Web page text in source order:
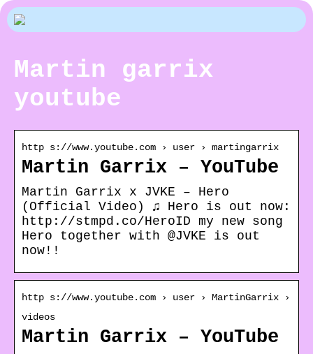
Martin garrix
youtube
http s://www.youtube.com › user › martingarrix
Martin Garrix – YouTube
Martin Garrix x JVKE – Hero
(Official Video) ♫ Hero is out now:
http://stmpd.co/HeroID my new song
Hero together with @JVKE is out
now!!
http s://www.youtube.com › user › MartinGarrix ›
videos
Martin Garrix – YouTube